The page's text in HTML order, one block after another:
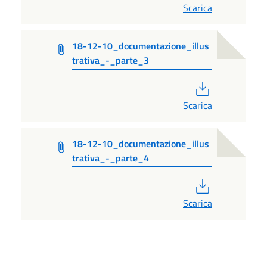
Scarica
18-12-10_documentazione_illus
trativa_-_parte_3
Scarica
18-12-10_documentazione_illus
trativa_-_parte_4
Scarica